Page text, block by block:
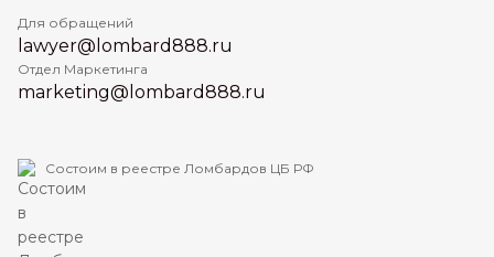
Для обращений
lawyer@lombard888.ru
Отдел Маркетинга
marketing@lombard888.ru
Состоим в реестре Ломбардов ЦБ РФ